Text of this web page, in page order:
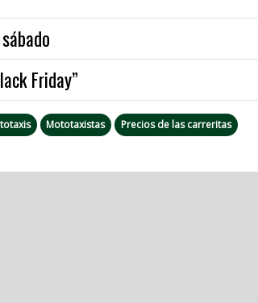
Friday”
Mototaxistas
Precios de las carreritas